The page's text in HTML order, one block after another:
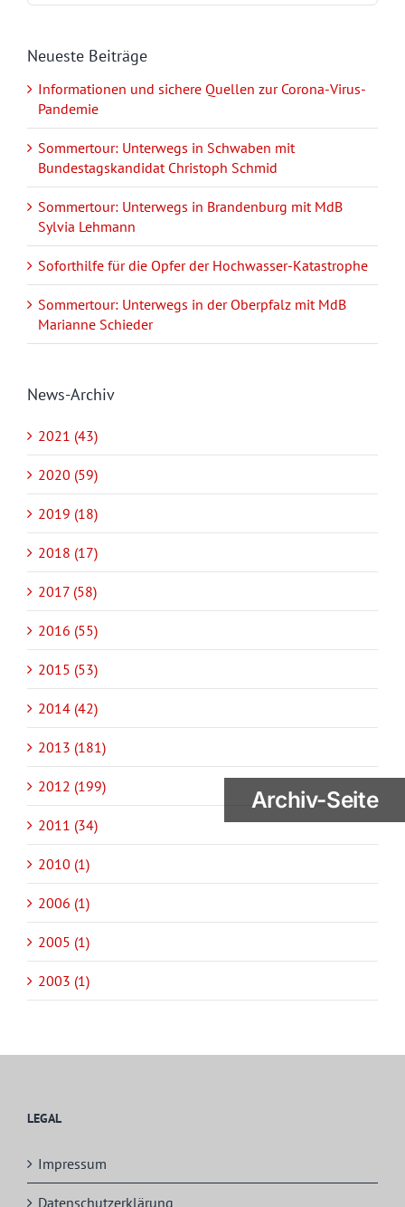
Neueste Beiträge
Informationen und sichere Quellen zur Corona-Virus-
Pandemie
Sommertour: Unterwegs in Schwaben mit
Bundestagskandidat Christoph Schmid
Sommertour: Unterwegs in Brandenburg mit MdB
Sylvia Lehmann
Soforthilfe für die Opfer der Hochwasser-Katastrophe
Sommertour: Unterwegs in der Oberpfalz mit MdB
Marianne Schieder
News-Archiv
2021 (43)
2020 (59)
2019 (18)
2018 (17)
2017 (58)
2016 (55)
2015 (53)
2014 (42)
2013 (181)
2012 (199)
2011 (34)
2010 (1)
2006 (1)
2005 (1)
2003 (1)
LEGAL
Impressum
Datenschutzerklärung
Archiv-Seite